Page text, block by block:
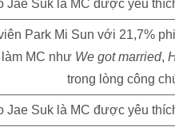
Park Mi Sun với 21,7%
MC như We got married,
trong lòng công